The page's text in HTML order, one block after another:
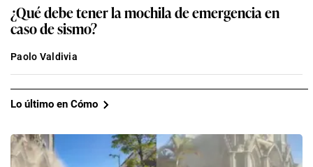
¿Qué debe tener la mochila de emergencia en
caso de sismo?
Paolo Valdivia
Lo último en Cómo